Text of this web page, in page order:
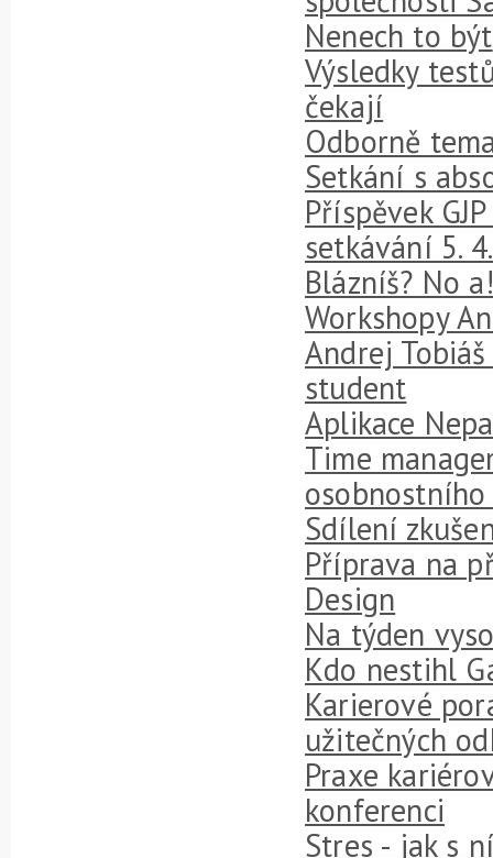
Nenech to být
Výsledky
čekají
Odborně
Setkání s
Příspěvek
setkávání 5.
Blázníš? No a!
Workshopy
Andrej
student
Aplikace
Time
Sdílení
Příprava na
Design
Na týden
Kdo nestihl
Karierové
užitečných
Praxe
konferenci
Stres - jak s